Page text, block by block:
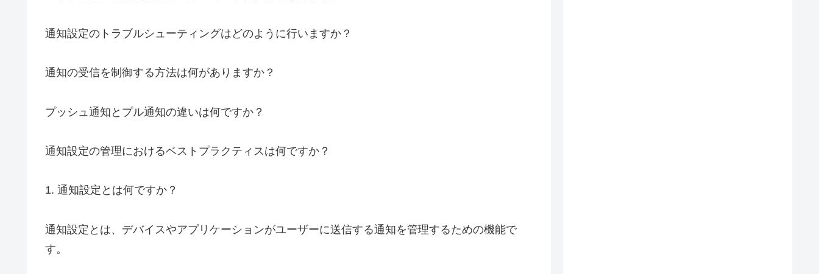
通知設定のトラブルシューティングはどのように行いますか？
通知の受信を制御する方法は何がありますか？
プッシュ通知とプル通知の違いは何ですか？
通知設定の管理におけるベストプラクティスは何ですか？
1. 通知設定とは何ですか？
通知設定とは、デバイスやアプリケーションがユーザーに送信する通知を管理するための機能で
す。